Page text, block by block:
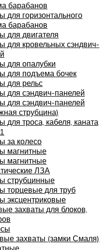
барабанов
для горизонтального
барабанов
для двигателя
для кровельных сэндвич-
для опалубки
для подъема бочек
для рельс
для сэндвич-панелей
для сэндвич-панелей
струбцина)
для троса, кабеля, каната
за колесо
магнитные
магнитные
ЛЗА
струбцинные
торцевые для труб
эксцентриковые
захваты для блоков,
захваты (замки Смаля)